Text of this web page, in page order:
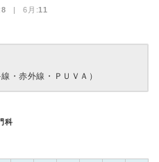
8 | 6月:11
・赤外線・ＰＵＶＡ）
科